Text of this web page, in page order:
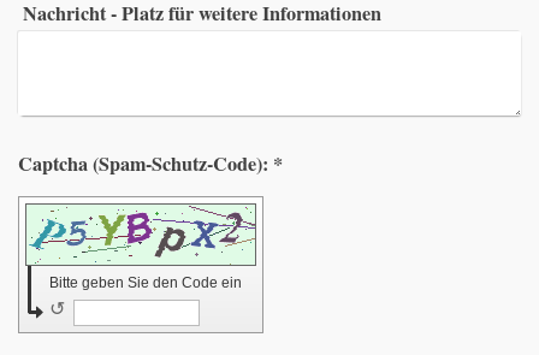
Nachricht - Platz für weitere Informationen
Captcha (Spam-Schutz-Code): *
Bitte geben Sie den Code ein
↺